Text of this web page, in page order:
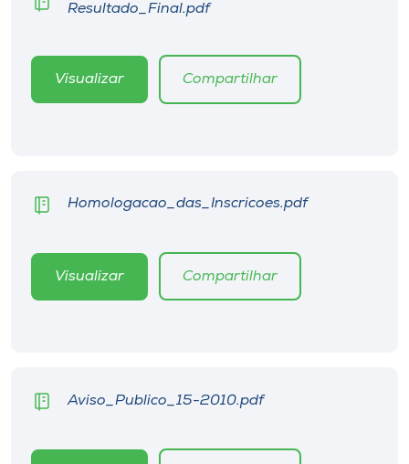
CPA
Biblioteca
Unoesc
Store
Selecione
o idioma
Resultado_Final.pdf
Visualizar Compartilhar
Homologacao_das_Inscricoes.pdf
Visualizar Compartilhar
Aviso_Publico_15-2010.pdf